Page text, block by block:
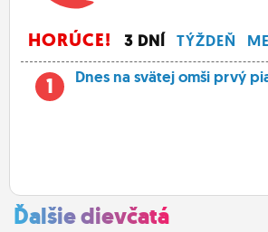
HORÚCE! 3 DNÍ TÝŽDEŇ
1 Dnes na svätej omši prvý
Ďalšie dievčatá